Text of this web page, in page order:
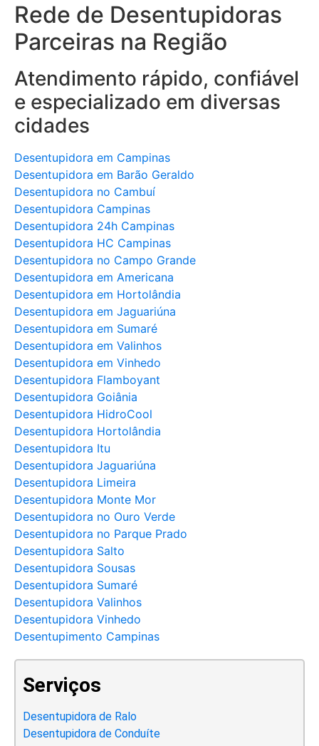
Rede de Desentupidoras
Parceiras na Região
Atendimento rápido, confiável
e especializado em diversas
cidades
Desentupidora em Campinas
Desentupidora em Barão Geraldo
Desentupidora no Cambuí
Desentupidora Campinas
Desentupidora 24h Campinas
Desentupidora HC Campinas
Desentupidora no Campo Grande
Desentupidora em Americana
Desentupidora em Hortolândia
Desentupidora em Jaguariúna
Desentupidora em Sumaré
Desentupidora em Valinhos
Desentupidora em Vinhedo
Desentupidora Flamboyant
Desentupidora Goiânia
Desentupidora HidroCool
Desentupidora Hortolândia
Desentupidora Itu
Desentupidora Jaguariúna
Desentupidora Limeira
Desentupidora Monte Mor
Desentupidora no Ouro Verde
Desentupidora no Parque Prado
Desentupidora Salto
Desentupidora Sousas
Desentupidora Sumaré
Desentupidora Valinhos
Desentupidora Vinhedo
Desentupimento Campinas
Serviços
Desentupidora de Ralo
Desentupidora de Conduíte